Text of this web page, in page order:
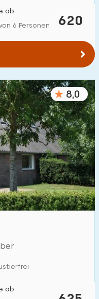
620
ab
6 Personen
8,0
ab